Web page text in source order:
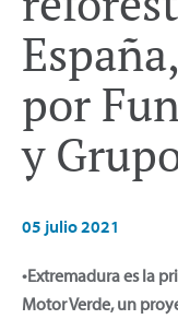
por
y
05 julio 2021
•Extremadura es la
Motor Verde, un